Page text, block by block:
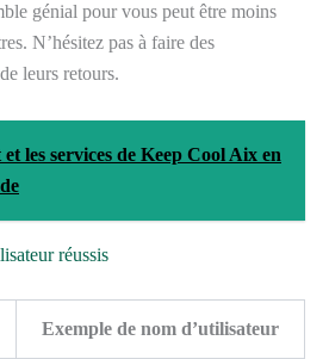
génial pour vous peut être moins
N’hésitez pas à faire des
leurs retours.
les services de Keep Cool Aix en
réussis
Exemple de nom d’utilisateur